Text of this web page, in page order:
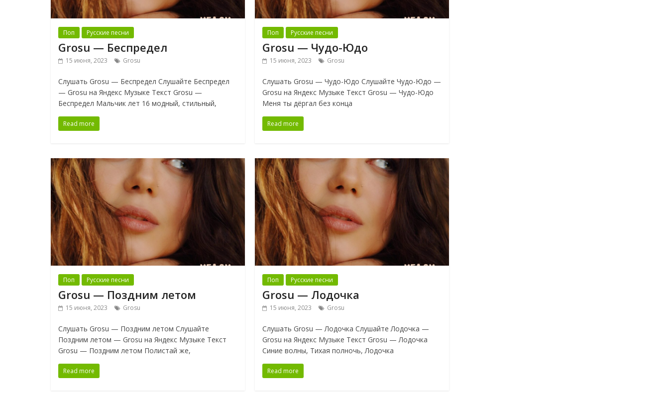
Поп Русские песни
Grosu — Беспредел
15 июня, 2023 Grosu
Слушать Grosu — Беспредел Слушайте Беспредел
— Grosu на Яндекс Музыке Текст Grosu —
Беспредел Мальчик лет 16 модный, стильный,
Read more
Поп Русские песни
Grosu — Чудо-Юдо
15 июня, 2023 Grosu
Слушать Grosu — Чудо-Юдо Слушайте Чудо-Юдо —
Grosu на Яндекс Музыке Текст Grosu — Чудо-Юдо
Меня ты дёргал без конца
Read more
Поп Русские песни
Grosu — Поздним летом
15 июня, 2023 Grosu
Слушать Grosu — Поздним летом Слушайте
Поздним летом — Grosu на Яндекс Музыке Текст
Grosu — Поздним летом Полистай же,
Read more
Поп Русские песни
Grosu — Лодочка
15 июня, 2023 Grosu
Слушать Grosu — Лодочка Слушайте Лодочка —
Grosu на Яндекс Музыке Текст Grosu — Лодочка
Синие волны, Тихая полночь, Лодочка
Read more